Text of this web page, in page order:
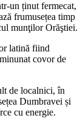
un ținut fermecat,
frumusețea timp
munţilor Orăştiei.
latină fiind
covor de
de localnici, în
Dumbravei și
cu energie.